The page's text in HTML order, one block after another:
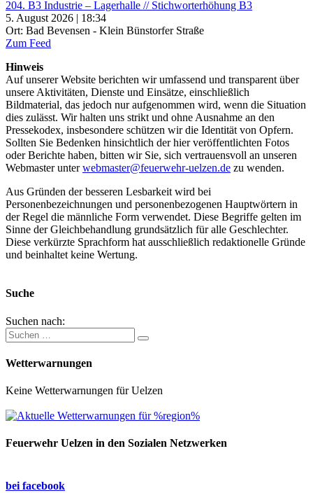
204. B3 Industrie – Lagerhalle // Stichworterhöhung B3
5. August 2026 | 18:34
Ort: Bad Bevensen - Klein Bünstorfer Straße
Zum Feed
Hinweis
Auf unserer Website berichten wir umfassend und transparent über
unsere Aktivitäten, Dienste und Einsätze, einschließlich
Bildmaterial, das jedoch nur aufgenommen wird, wenn die Situation
dies zulässt. Wir halten uns strikt und ohne Ausnahme an den
Pressekodex, insbesondere schützen wir die Identität von Opfern.
Sollten Sie Bedenken hinsichtlich der hier veröffentlichten Fotos
oder Berichte haben, bitten wir Sie, sich vertrauensvoll an unseren
Webmaster unterwebmaster@feuerwehr-uelzen.de zu wenden.
Aus Gründen der besseren Lesbarkeit wird bei
Personenbezeichnungen und personenbezogenen Hauptwörtern in
der Regel die männliche Form verwendet. Diese Begriffe gelten im
Sinne der Gleichbehandlung grundsätzlich für alle Geschlechter.
Diese verkürzte Sprachform hat ausschließlich redaktionelle Gründe
und beinhaltet keine Wertung.
Suche
Suchen nach:
Wetterwarnungen
Keine Wetterwarnungen für Uelzen
Feuerwehr Uelzen in den Sozialen Netzwerken
bei facebook